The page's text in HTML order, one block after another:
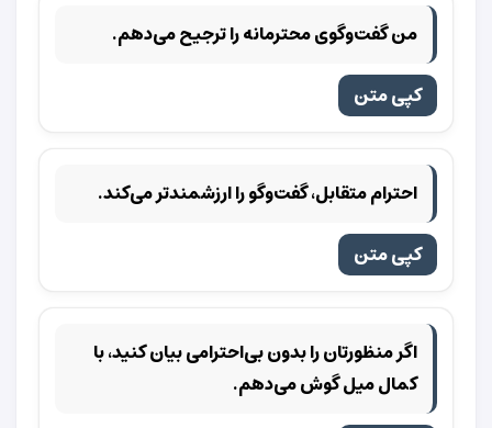
من گفت‌وگوی محترمانه را ترجیح می‌دهم.
کپی متن
احترام متقابل، گفت‌وگو را ارزشمندتر می‌کند.
کپی متن
اگر منظورتان را بدون بی‌احترامی بیان کنید، با
کمال میل گوش می‌دهم.